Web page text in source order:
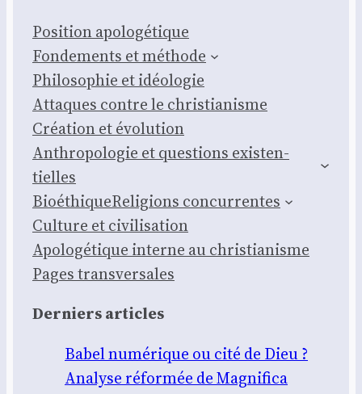
Posi­tion apo­lo­gé­tique
Fon­de­ments et méthode
Phi­lo­so­phie et idéo­lo­gie
Attaques contre le chris­tia­nisme
Créa­tion et évo­lu­tion
Anthro­po­lo­gie et ques­tions exis­ten­
tielles
Bioé­thiqueReli­gions concur­rentes
Culture et civi­li­sa­tion
Apo­lo­gé­tique interne au chris­tia­nisme
Pages trans­ver­sales
Der­niers articles
Babel numé­rique ou cité de Dieu ?
Ana­lyse réfor­mée de Magni­fi­ca